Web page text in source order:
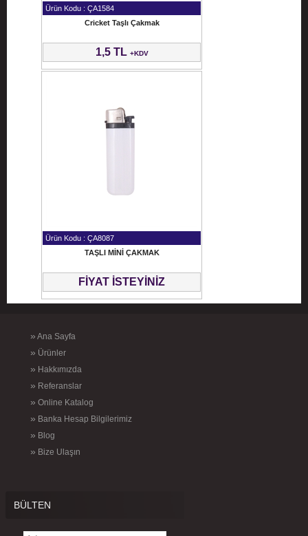
Ürün Kodu : ÇA1584
Cricket Taşlı Çakmak
1,5 TL +KDV
Ürün Kodu : ÇA8087
TAŞLI MİNİ ÇAKMAK
FİYAT İSTEYİNİZ
» Ana Sayfa
» Ürünler
» Hakkımızda
» Referanslar
» Online Katalog
» Banka Hesap Bilgilerimiz
» Blog
» Bize Ulaşın
BÜLTEN